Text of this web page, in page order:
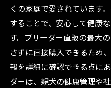
くの家庭で愛されています
することで、安心して健康
す。ブリーダー直販の最大
さずに直接購入できるため
報を詳細に確認できる点に
ダーは、親犬の健康管理や